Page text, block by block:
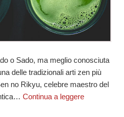
o Sado, ma meglio conosciuta
delle tradizionali arti zen più
no Rikyu, celebre maestro del
Continua a leggere